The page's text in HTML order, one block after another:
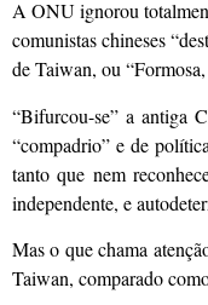
A ONU ignorou
comunistas chineses
de Taiwan, ou
“Bifurcou-se” a antiga
“compadrio” e de
tanto que nem
independente, e
Mas o que chama
Taiwan, comparado